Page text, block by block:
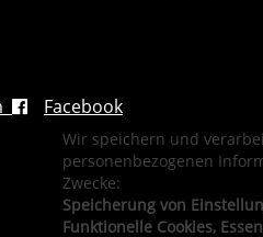
Facebook
Wir speichern und
personenbezogenen
Zwecke:
Speicherung von
Funktionelle Cookies,